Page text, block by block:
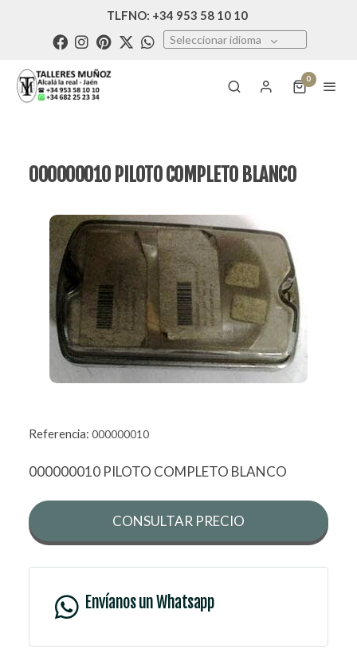
TLFNO: +34 953 58 10 10
Seleccionar idioma
0
000000010 PILOTO COMPLETO BLANCO
Referencia: 000000010
000000010 PILOTO COMPLETO BLANCO
CONSULTAR PRECIO
Envíanos un Whatsapp